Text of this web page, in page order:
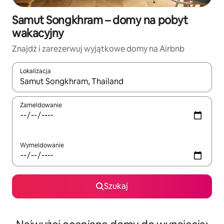
Samut Songkhram – domy na pobyt
wakacyjny
Znajdź i zarezerwuj wyjątkowe domy na Airbnb
Lokalizacja
Gdy wyniki będą dostępne, możesz poruszać się po nich za
Zameldowanie
Wymeldowanie
Szukaj